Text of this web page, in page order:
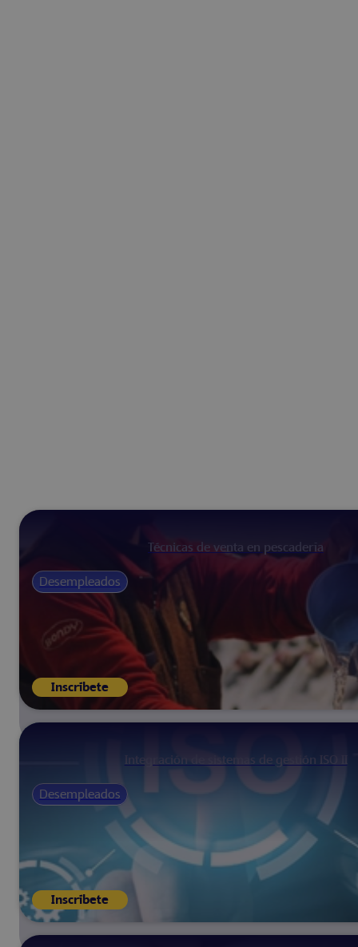
Técnicas de venta en pescadería
Desempleados
Inscríbete
Integración de sistemas de gestión ISO II
Desempleados
Inscríbete